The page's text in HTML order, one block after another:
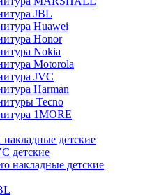
JBL
Huawei
Honor
Nokia
Motorola
JVC
Harman
Tecno
1MORE
детские
детские
накладные детские